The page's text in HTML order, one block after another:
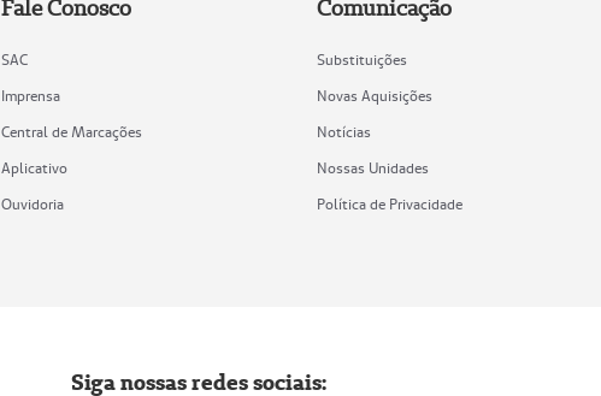
Fale Conosco
SAC
Imprensa
Central de Marcações
Aplicativo
Ouvidoria
Comunicação
Substituições
Novas Aquisições
Notícias
Nossas Unidades
Política de Privacidade
Siga nossas redes sociais: